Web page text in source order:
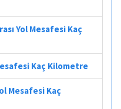
Yol Mesafesi Kaç
Kaç Kilometre
Mesafesi Kaç